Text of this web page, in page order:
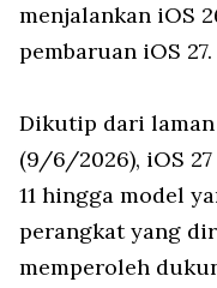
menjalankan iOS
pembaruan iOS 27.
Dikutip dari laman
(9/6/2026), iOS
11 hingga model
perangkat yang
memperoleh